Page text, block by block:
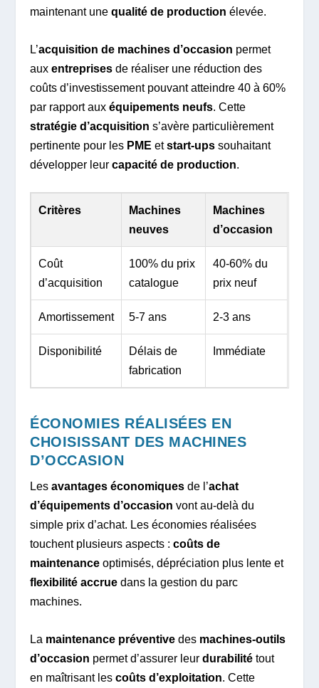
maintenant unequalité de production élevée.
L’acquisition de machines d’occasion permet
auxentreprises de réaliser une réduction des
coûts d’investissement pouvant atteindre 40 à 60%
par rapport auxéquipements neufs. Cette
stratégie d’acquisition s’avère particulièrement
pertinente pour les PME etstart-ups souhaitant
développer leurcapacité de production.
Critères
Machines
neuves
Machines
d’occasion
Coût
d’acquisition
100% du prix
catalogue
40-60% du
prix neuf
Amortissement 5-7 ans 2-3 ans
Disponibilité
Délais de
fabrication
Immédiate
ÉCONOMIES RÉALISÉES EN
CHOISISSANT DES MACHINES
D’OCCASION
Lesavantages économiques de l’achat
d’équipements d’occasion vont au-delà du
simple prix d’achat. Les économies réalisées
touchent plusieurs aspects :coûts de
maintenance optimisés, dépréciation plus lente et
flexibilité accrue dans la gestion du parc
machines.
La maintenance préventive des machines-outils
d’occasion permet d’assurer leurdurabilité tout
en maîtrisant lescoûts d’exploitation. Cette